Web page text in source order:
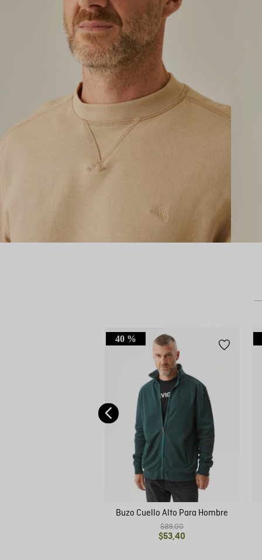
40 %
Buzo Cuello Alto Para Hombre
$89,00
$53,40